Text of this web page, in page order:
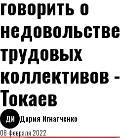
говорить о
недовольстве
трудовых
коллективов -
Токаев
ДИ Дария Игнатченко
08 февраля 2022